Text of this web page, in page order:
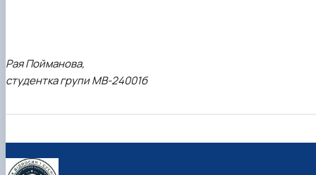
Рая Пойманова,
студентка групи МВ-24001б